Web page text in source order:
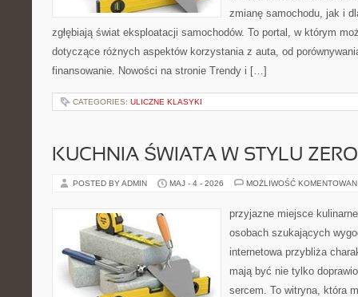
zmianę samochodu, jak i
zgłębiają świat eksploatacji samochodów. To portal, w którym
dotyczące różnych aspektów korzystania z auta, od
finansowanie. Nowości na stronie Trendy i […]
CATEGORIES: ULICZNE KLASYKI
KUCHNIA ŚWIATA W STYLU
POSTED BY ADMIN MAJ - 4 - 2026 MOŻLIWOŚĆ
przyjazne miejsce
osobach szukających
internetowa przybliża
mają być nie tylko
sercem. To witryna, która